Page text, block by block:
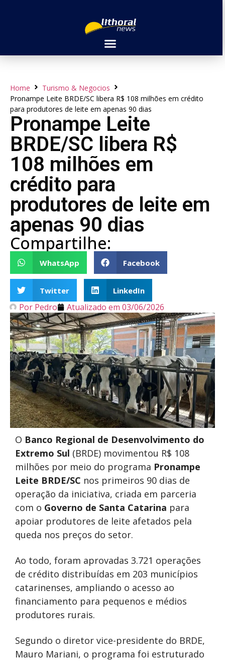
Home
Turismo & Negocios
Pronampe Leite BRDE/SC libera R$ 108 milhões em crédito
para produtores de leite em apenas 90 dias
Pronampe Leite
BRDE/SC libera R$
108 milhões em
crédito para
produtores de leite em
apenas 90 dias
Compartilhe:
WhatsApp Facebook
Twitter LinkedIn
Por Pedro Atualizado em 03/06/2026
O Banco Regional de Desenvolvimento do
Extremo Sul (BRDE) movimentou R$ 108
milhões por meio do programa Pronampe
Leite BRDE/SC nos primeiros 90 dias de
operação da iniciativa, criada em parceria
com o Governo de Santa Catarina para
apoiar produtores de leite afetados pela
queda nos preços do setor.
Ao todo, foram aprovadas 3.721 operações
de crédito distribuídas em 203 municípios
catarinenses, ampliando o acesso ao
financiamento para pequenos e médios
produtores rurais.
Segundo o diretor vice-presidente do BRDE,
Mauro Mariani, o programa foi estruturado